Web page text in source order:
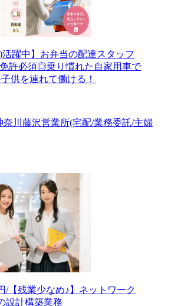
)活躍中】お弁当の配達スタッフ
許必須◎乗り慣れた自家用車で
供を連れて働ける！
奈川藤沢営業所(宅配/業務委託/主婦
/【残業少なめ♪】ネットワーク
設計構築業務